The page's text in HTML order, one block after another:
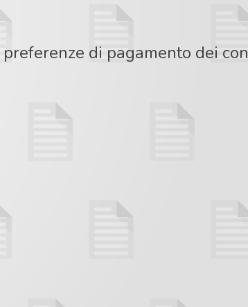
di pagamento dei